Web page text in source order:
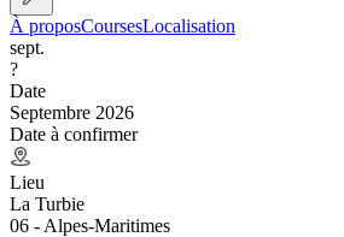
À proposCoursesLocalisation
sept.
?
Date
Septembre 2026
Date à confirmer
Lieu
La Turbie
06 - Alpes-Maritimes